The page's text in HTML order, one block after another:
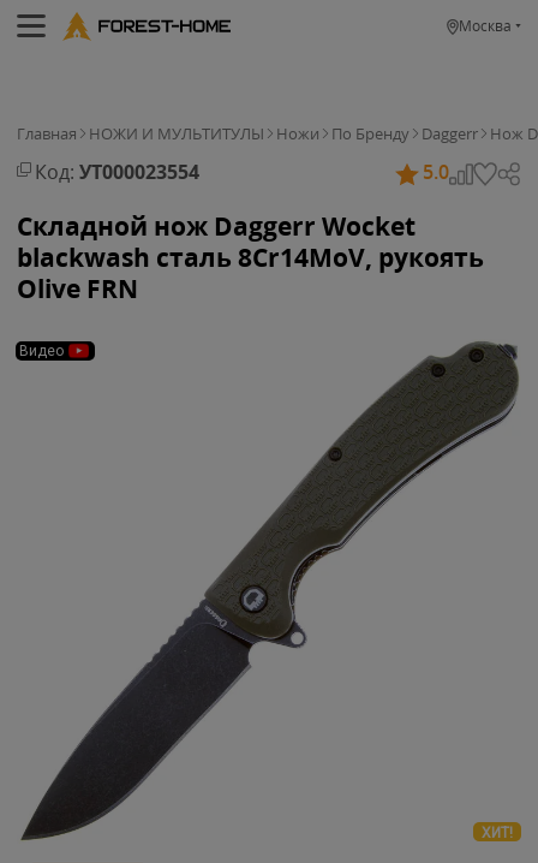
Москва
Главная НОЖИ И МУЛЬТИТУЛЫ Ножи По Бренду Daggerr Нож
Код: УТ000023554 5.0
Складной нож Daggerr Wocket
blackwash сталь 8Cr14MoV, рукоять
Olive FRN
Видео
ХИТ!